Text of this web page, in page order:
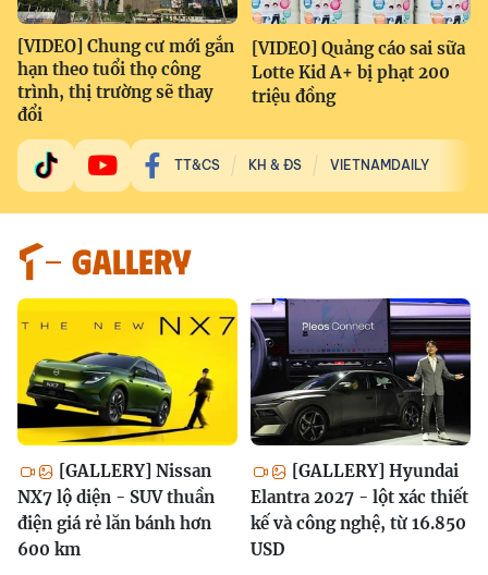
[VIDEO] Chung cư mới gắn
hạn theo tuổi thọ công
trình, thị trường sẽ thay
đổi
[VIDEO] Quảng cáo sai sữa
Lotte Kid A+ bị phạt 200
triệu đồng
TT&CS KH & ĐS VIETNAMDAILY
GALLERY
[GALLERY] Nissan
NX7 lộ diện - SUV thuần
điện giá rẻ lăn bánh hơn
600 km
[GALLERY] Hyundai
Elantra 2027 - lột xác thiết
kế và công nghệ, từ 16.850
USD